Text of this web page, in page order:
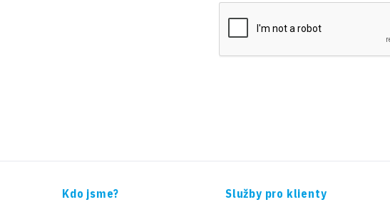
Kdo jsme? Služby pro klienty